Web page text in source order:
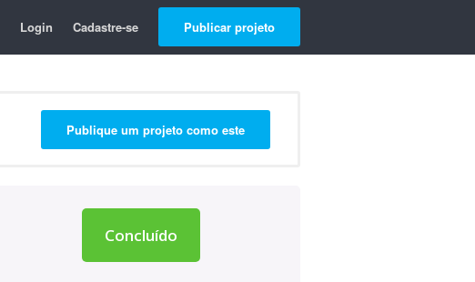
Login Cadastre-se Publicar projeto
Publique um projeto como este
Concluído